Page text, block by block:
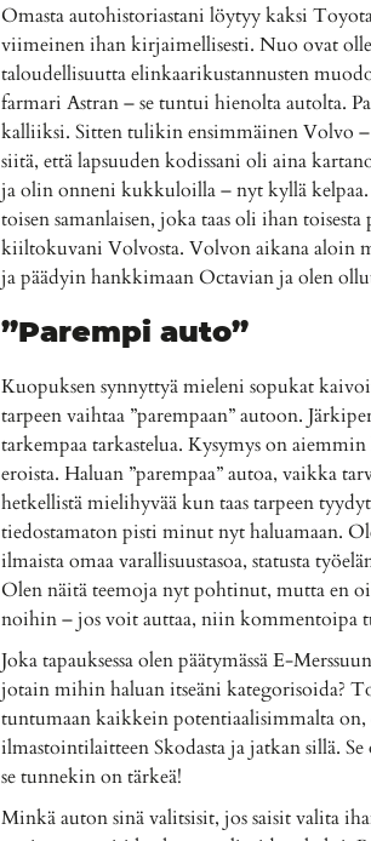
Omasta autohistoriastani löytyy kaksi
viimeinen ihan kirjaimellisesti. Nuo ovat
taloudellisuutta elinkaarikustannusten
farmari Astran – se tuntui hienolta autolta.
kalliiksi. Sitten tulikin ensimmäinen Volvo
siitä, että lapsuuden kodissani oli aina
ja olin onneni kukkuloilla – nyt kyllä
toisen samanlaisen, joka taas oli ihan
kiiltokuvani Volvosta. Volvon aikana aloin
ja päädyin hankkimaan Octavian ja olen
”Parempi auto”
Kuopuksen synnyttyä mieleni sopukat
tarpeen vaihtaa ”parempaan” autoon.
tarkempaa tarkastelua. Kysymys on
eroista. Haluan ”parempaa” autoa, vaikka
hetkellistä mielihyvää kun taas tarpeen
tiedostamaton pisti minut nyt haluamaan.
ilmaista omaa varallisuustasoa, statusta
Olen näitä teemoja nyt pohtinut, mutta en
noihin – jos voit auttaa, niin kommentoipa
Joka tapauksessa olen päätymässä E-
jotain mihin haluan itseäni kategorisoida?
tuntumaan kaikkein potentiaalisimmalta on,
ilmastointilaitteen Skodasta ja jatkan sillä.
se tunnekin on tärkeä!
Minkä auton sinä valitsisit, jos saisit valita